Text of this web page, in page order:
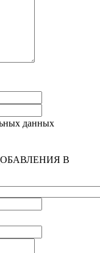
данных
В